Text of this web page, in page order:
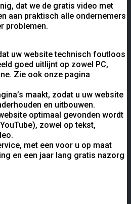
dat we de gratis video met
aan praktisch alle ondernemers
problemen.
uw website technisch foutloos
goed uitlijnt op zowel PC,
Zie ook onze pagina
maakt, zodat u uw website
en uitbouwen.
optimaal gevonden wordt
zowel op tekst,
met een voor u op maat
en een jaar lang gratis nazorg